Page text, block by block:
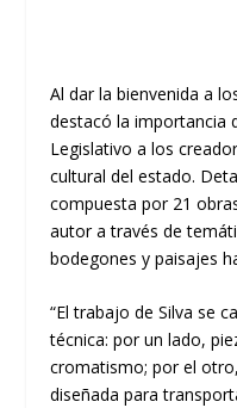
Al dar la bienvenida a
destacó la importancia
Legislativo a los
cultural del estado.
compuesta por 21
autor a través de
bodegones y paisajes
“El trabajo de Silva se
técnica: por un lado,
cromatismo; por el
diseñada para